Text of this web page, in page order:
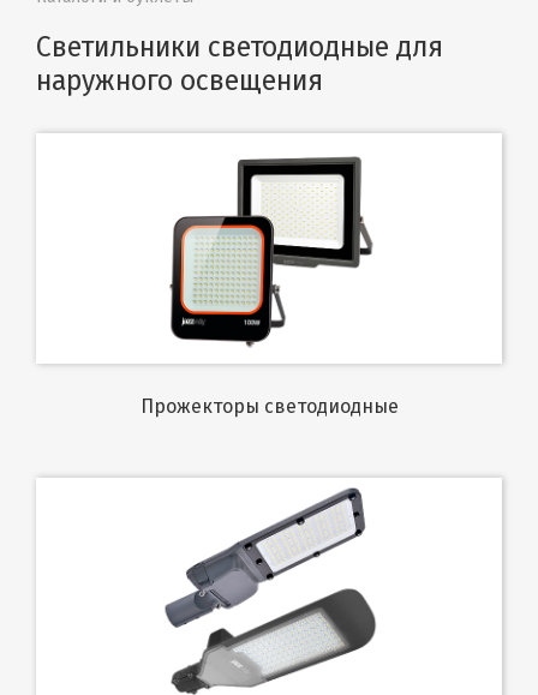
Светильники светодиодные для
наружного освещения
Прожекторы светодиодные